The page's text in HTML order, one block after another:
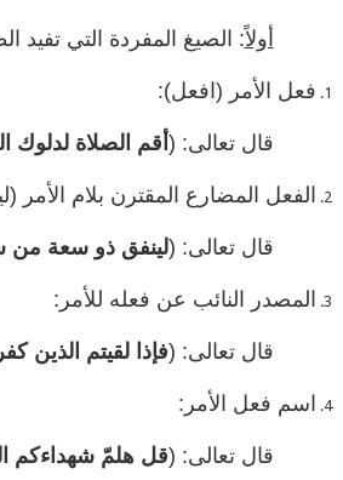
أولاً: الصيغ المفردة التي تفيد
فعل الأمر (افعل):
قال تعالى: (أقم الصلاة
الفعل المضارع المقترن بلام الأمر
قال تعالى: (لينفق ذو سعة من
المصدر النائب عن فعله للأمر:
قال تعالى: (فإذا لقيتم الذين
اسم فعل الأمر:
قال تعالى: (قل هلمّ شهداءكم